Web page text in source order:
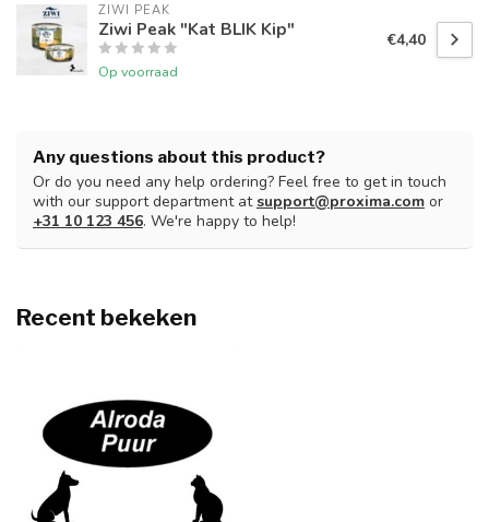
ZIWI PEAK
Ziwi Peak "Kat BLIK Kip"
Op voorraad
€4,40
Any questions about this product?
Or do you need any help ordering? Feel free to get in touch
with our support department atsupport@proxima.com or
+31 10 123 456. We're happy to help!
Recent bekeken